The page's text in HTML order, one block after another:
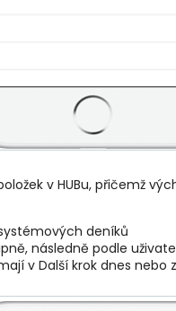
v HUBu, přičemž
deníků
následně podle
v Další krok dnes